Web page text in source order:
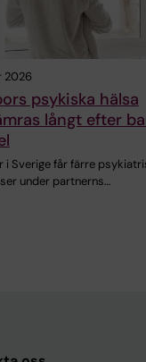
2026
psykiska hälsa
långt efter
i Sverige får färre
under partnerns…